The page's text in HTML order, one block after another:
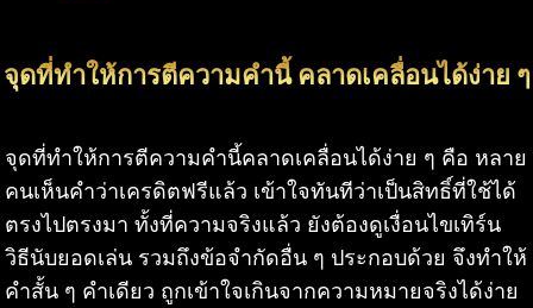
จุดที่ทำให้การตีความคำนี้ คลาดเคลื่อนได้ง่าย ๆ
จุดที่ทำให้การตีความคำนี้คลาดเคลื่อนได้ง่าย ๆ คือ หลาย
คนเห็นคำว่าเครดิตฟรีแล้ว เข้าใจทันทีว่าเป็นสิทธิ์ที่ใช้ได้
ตรงไปตรงมา ทั้งที่ความจริงแล้ว ยังต้องดูเงื่อนไขเทิร์น
วิธีนับยอดเล่น รวมถึงข้อจำกัดอื่น ๆ ประกอบด้วย จึงทำให้
คำสั้น ๆ คำเดียว ถูกเข้าใจเกินจากความหมายจริงได้ง่าย